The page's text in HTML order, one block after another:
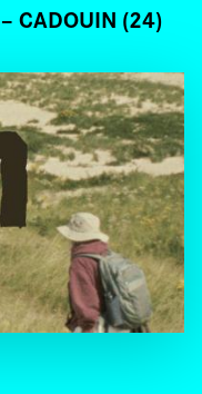
CADOUIN (24)